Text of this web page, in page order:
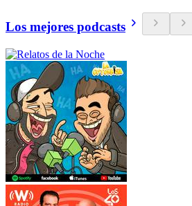
Los mejores podcasts